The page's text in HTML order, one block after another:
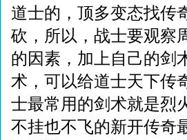
道士的，顶多变态找传
砍，所以，战士要观察
的因素，加上自己的剑
术，可以给道士天下传
士最常用的剑术就是烈
不挂也不飞的新开传奇